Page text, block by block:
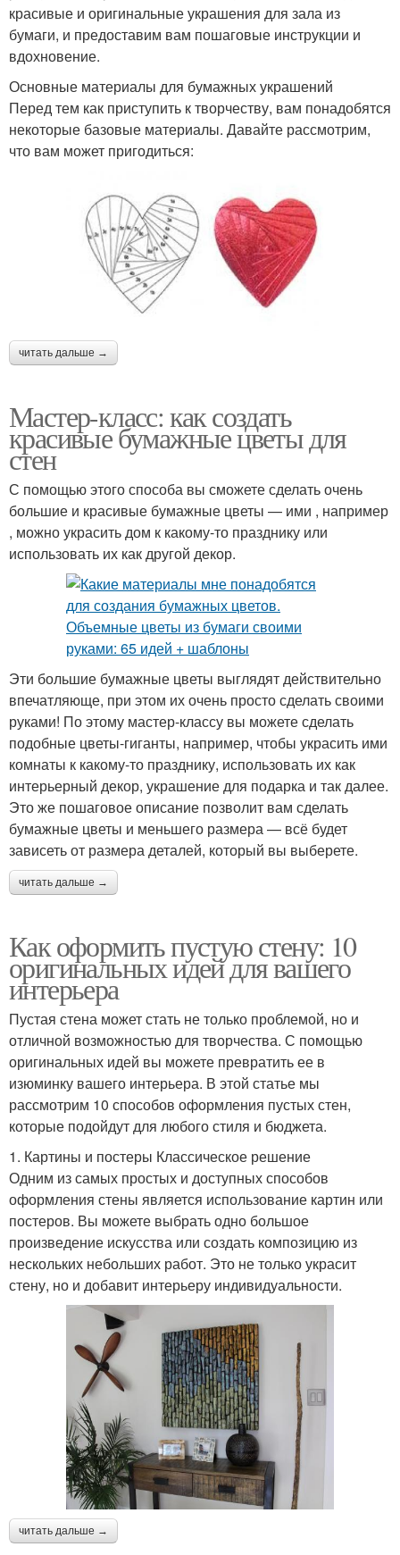
красивые и оригинальные украшения для зала из
бумаги, и предоставим вам пошаговые инструкции и
вдохновение.
Основные материалы для бумажных украшений
Перед тем как приступить к творчеству, вам понадобятся
некоторые базовые материалы. Давайте рассмотрим,
что вам может пригодиться:
читать дальше →
Мастер-класс: как создать
красивые бумажные цветы для
стен
С помощью этого способа вы сможете сделать очень
большие и красивые бумажные цветы — ими , например
, можно украсить дом к какому-то празднику или
использовать их как другой декор.
Эти большие бумажные цветы выглядят действительно
впечатляюще, при этом их очень просто сделать своими
руками! По этому мастер-классу вы можете сделать
подобные цветы-гиганты, например, чтобы украсить ими
комнаты к какому-то празднику, использовать их как
интерьерный декор, украшение для подарка и так далее.
Это же пошаговое описание позволит вам сделать
бумажные цветы и меньшего размера — всё будет
зависеть от размера деталей, который вы выберете.
читать дальше →
Как оформить пустую стену: 10
оригинальных идей для вашего
интерьера
Пустая стена может стать не только проблемой, но и
отличной возможностью для творчества. С помощью
оригинальных идей вы можете превратить ее в
изюминку вашего интерьера. В этой статье мы
рассмотрим 10 способов оформления пустых стен,
которые подойдут для любого стиля и бюджета.
1. Картины и постеры Классическое решение
Одним из самых простых и доступных способов
оформления стены является использование картин или
постеров. Вы можете выбрать одно большое
произведение искусства или создать композицию из
нескольких небольших работ. Это не только украсит
стену, но и добавит интерьеру индивидуальности.
читать дальше →